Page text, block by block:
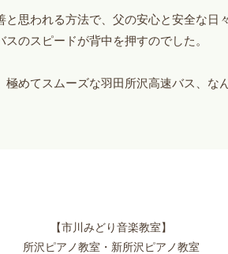
思われる方法で、父の安心と安全な日
のスピードが背中を押すのでした。
めてスムーズな羽田所沢高速バス、な
【市川みどり音楽教室】
所沢ピアノ教室・新所沢ピアノ教室